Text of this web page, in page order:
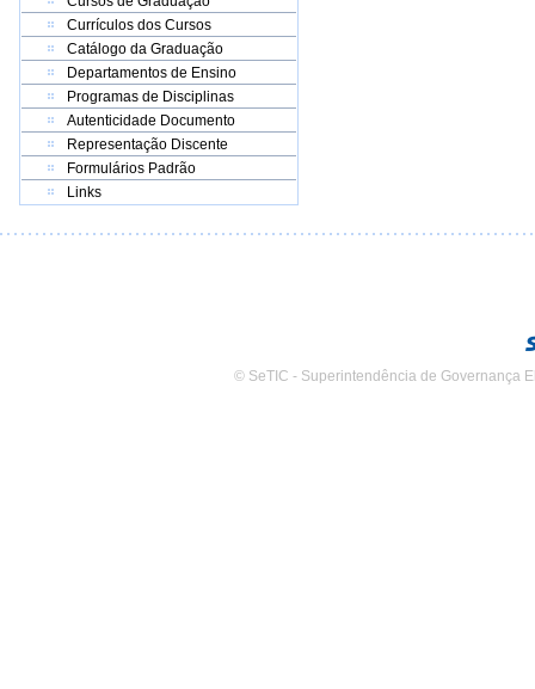
Currículos dos Cursos
Catálogo da Graduação
Departamentos de Ensino
Programas de Disciplinas
Autenticidade Documento
Representação Discente
Formulários Padrão
Links
© SeTIC - Superintendência de Governança